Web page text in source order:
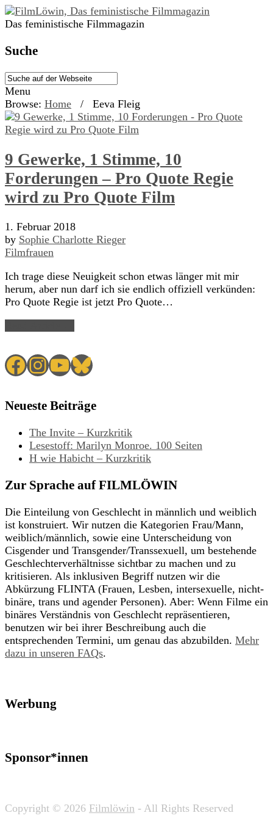
Das feministische Filmmagazin
Suche
Menu
Browse: Home / Eeva Fleig
9 Gewerke, 1 Stimme, 10
Forderungen – Pro Quote Regie
wird zu Pro Quote Film
1. Februar 2018
by Sophie Charlotte Rieger
Filmfrauen
Ich trage diese Neuigkeit schon etwas länger mit mir
herum, aber nun darf ich sie endlich offiziell verkünden:
Pro Quote Regie ist jetzt Pro Quote…
Facebook
Instagram
YouTube
Bluesky
Neueste Beiträge
The Invite – Kurzkritik
Lesestoff: Marilyn Monroe. 100 Seiten
H wie Habicht – Kurzkritik
Zur Sprache auf FILMLÖWIN
Die Einteilung von Geschlecht in männlich und weiblich
ist konstruiert. Wir nutzen die Kategorien Frau/Mann,
weiblich/männlich, sowie eine Unterscheidung von
Cisgender und Transgender/Transsexuell, um bestehende
Geschlechterverhältnisse sichtbar zu machen und zu
kritisieren. Als inklusiven Begriff nutzen wir die
Abkürzung FLINTA (Frauen, Lesben, intersexuelle, nicht-
binäre, trans und agender Personen). Aber: Wenn Filme ein
binäres Verständnis von Geschlecht repräsentieren,
benutzen wir bei ihrer Beschreibung auch die
entsprechenden Termini, um genau das abzubilden. Mehr
dazu in unseren FAQs.
Werbung
Sponsor*innen
Copyright © 2026 Filmlöwin - All Rights Reserved